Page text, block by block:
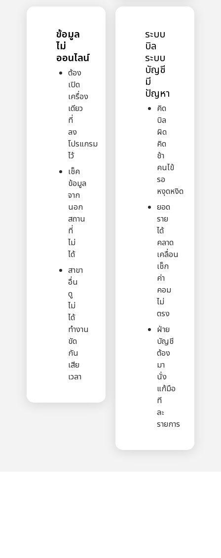
ข้อมูล
ไม่
ออนไลน์
ต้อง
เปิด
เครื่อง
เดียว
ที่
ลง
โปรแกรม
ไว้
เช็ค
ข้อมูล
จาก
นอก
สถาน
ที่
ไม่
ได้
สาขา
อื่น
ดู
ไม่
ได้
ทำงาน
ขัด
กัน
เสีย
เวลา
ระบบ
บิล
ระบบ
บัญชี
มี
ปัญหา
คิด
บิล
ผิด
คิด
ช้า
คนไข้
รอ
หงุดหงิด
ยอด
ราย
ได้
คลาด
เคลื่อน
เช็ก
ค่า
คอม
ไม่
ตรง
ฝ่าย
บัญชี
ต้อง
มา
นั่ง
แก้มือ
ที
ละ
รายการ